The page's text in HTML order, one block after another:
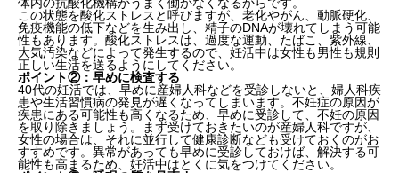
この状態を酸化ストレスと呼びますが、老化やがん、動脈硬化、
免疫機能の低下などを生み出し、精子のDNAが壊れてしまう可能
性もあります。酸化ストレスは、過度な運動、たばこ、紫外線、
大気汚染などによって発生するので、妊活中は女性も男性も規則
正しい生活を送るようにしてください。
ポイント②：早めに検査する
40代の妊活では、早めに産婦人科などを受診しないと、婦人科疾
患や生活習慣病の発見が遅くなってしまいます。不妊症の原因が
疾患にある可能性も高くなるため、早めに受診して、不妊の原因
を取り除きましょう。まず受けておきたいのが産婦人科ですが、
女性の場合は、それに並行して健康診断なども受けておくのがお
すすめです。異常があっても早めに受診しておけば、解決する可
能性も高まるため、妊活中はとくに気をつけてください。